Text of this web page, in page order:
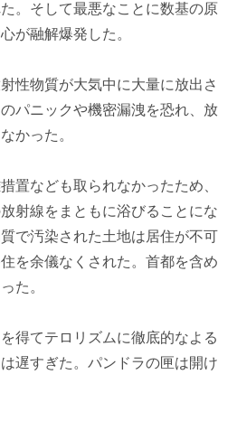
。そして最悪なことに数基の原
が融解爆発した。
性物質が大気中に大量に放出さ
パニックや機密漏洩を恐れ、放
かった。
置なども取られなかったため、
射線をまともに浴びることにな
で汚染された土地は居住が不可
を余儀なくされた。首都を含め
た。
得てテロリズムに徹底的なよる
遅すぎた。パンドラの匣は開け